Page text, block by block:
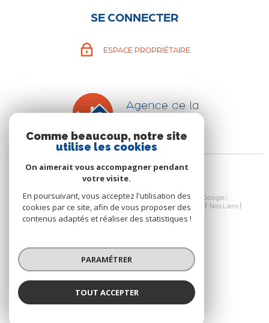
SE CONNECTER
ESPACE PROPRIÉTAIRE
© 2026 | Tous droits réservés | Traduction powered by Google |
Nos Honoraires
Plan Du Site Mentions Légales Admin
Nos Liens
Politique RGPD
Cookies
Comme beaucoup, notre site
utilise les cookies
On aimerait vous accompagner pendant
votre visite.
En poursuivant, vous acceptez l'utilisation des
cookies par ce site, afin de vous proposer des
contenus adaptés et réaliser des statistiques !
PARAMÉTRER
TOUT ACCEPTER